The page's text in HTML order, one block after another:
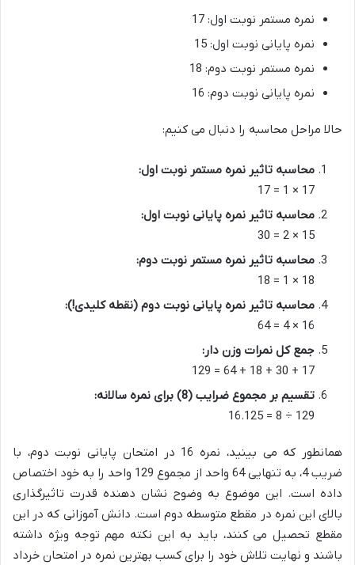
نمره مستمر نوبت اول: 17
نمره پایانی نوبت اول: 15
نمره مستمر نوبت دوم: 18
نمره پایانی نوبت دوم: 16
حالا مراحل محاسبه را دنبال می کنیم:
محاسبه تاثیر نمره مستمر نوبت اول:
17 × 1 = 17
محاسبه تاثیر نمره پایانی نوبت اول:
15 × 2 = 30
محاسبه تاثیر نمره مستمر نوبت دوم:
18 × 1 = 18
محاسبه تاثیر نمره پایانی نوبت دوم (نقطه کلیدی!):
16 × 4 = 64
جمع کل نمرات وزن دار:
17 + 30 + 18 + 64 = 129
تقسیم بر مجموع ضرایب (8) برای نمره سالانه:
129 ÷ 8 = 16.125
همانطور که می بینید، نمره 16 در امتحان پایانی نوبت دوم، با
ضریب 4، به تنهایی 64 واحد از مجموع 129 واحد را به خود اختصاص
داده است. این موضوع به وضوح نشان دهنده قدرت تاثیرگذاری
بالای این نمره در مقطع متوسطه دوم است. دانش آموزانی که در این
مقطع تحصیل می کنند، باید به این نکته مهم توجه ویژه داشته
باشند و نهایت تلاش خود را برای کسب بهترین نمره در امتحان خرداد